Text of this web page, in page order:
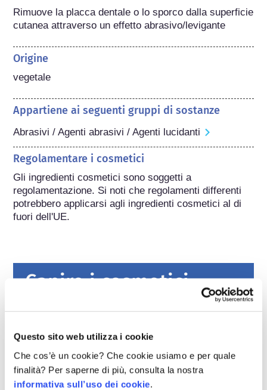
Questo sito web utilizza i cookie
Che cos’è un cookie? Che cookie usiamo e per quale
finalità? Per saperne di più, consulta la nostra
informativa sull’uso dei cookie.
Rimuove la placca dentale o lo sporco dalla superficie
cutanea attraverso un effetto abrasivo/levigante
Origine
vegetale
Appartiene ai seguenti gruppi di sostanze
Abrasivi / Agenti abrasivi / Agenti lucidanti
Regolamentare i cosmetici
Gli ingredienti cosmetici sono soggetti a
regolamentazione. Si noti che regolamenti differenti
potrebbero applicarsi agli ingredienti cosmetici al di
fuori dell'UE.
Capire i cosmetici
cosmetici in Europa?
prodotti per l’igiene personale venduti
nell’Unione europea siano sicuri da usare per
le persone. Le aziende e le autorità di
leggi di più